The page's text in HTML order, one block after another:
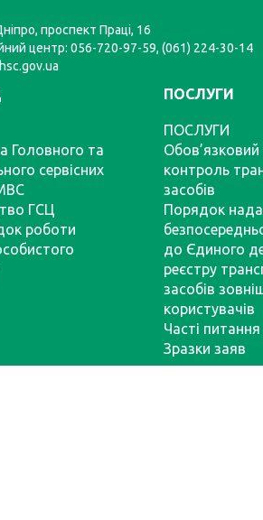
проспект Праці, 16
центр: 056-720-97-59, (061) 224-30-14
Головного та
сервісних
ГСЦ
роботи
ПОСЛУГИ
ПОСЛУГИ
Обов’язковий
контроль
засобів
Порядок
до Єдиного
реєстру
засобів
користувачів
Часті питання
Зразки заяв